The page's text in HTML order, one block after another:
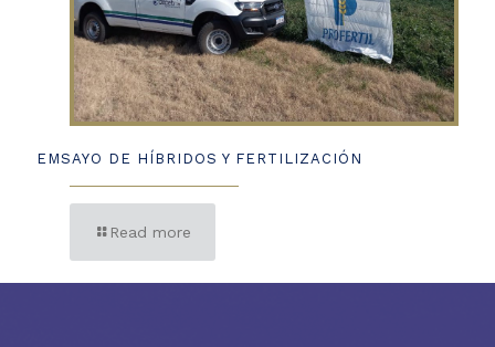
EMSAYO DE HÍBRIDOS Y FERTILIZACIÓN
Read more